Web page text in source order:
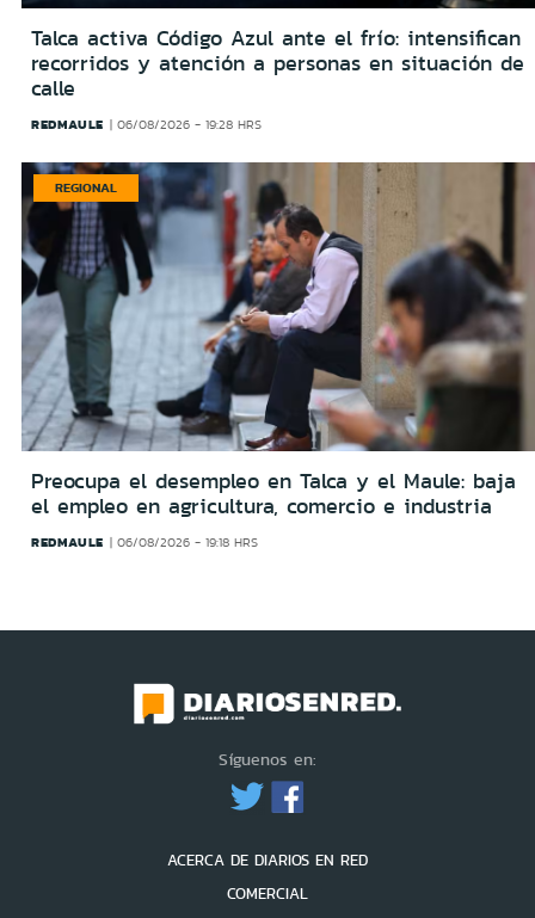
Talca activa Código Azul ante el frío: intensifican
recorridos y atención a personas en situación de
calle
REDMAULE 06/08/2026 - 19:28 HRS
REGIONAL
Preocupa el desempleo en Talca y el Maule: baja
el empleo en agricultura, comercio e industria
REDMAULE 06/08/2026 - 19:18 HRS
Síguenos en:
ACERCA DE DIARIOS EN RED
COMERCIAL